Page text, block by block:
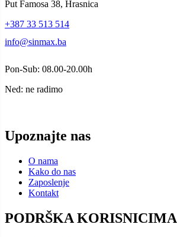
Put Famosa 38, Hrasnica
+387 33 513 514
info@sinmax.ba
Pon-Sub: 08.00-20.00h
Ned: ne radimo
Upoznajte nas
O nama
Kako do nas
Zaposlenje
Kontakt
PODRŠKA KORISNICIMA